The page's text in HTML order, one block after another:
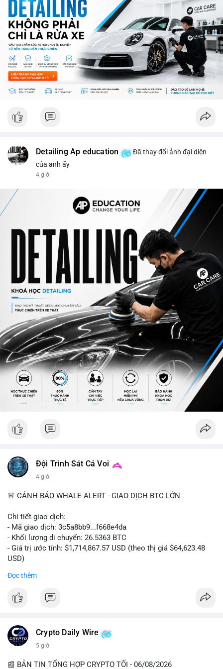
ro từ việc sàn Binance và các vấn đề pháp lý.
💡 NHẬN ĐỊNH & KHUYẾN NGHỊ: Thị trường đang ở giai đoạn
sợ mạo cực độ, có thể kéo dài nếu không có tín hiệu tích cực
rõ ràng. Các coin lớn như Ethereum, Solana vẫn được theo dõi
nhưng không đủ để khắc phục tâm lý sợ mạo. Người đầu tư
nên cẩn trọng, tập trung vào phân tích kỹ thuật và theo dõi các
thông tin chính từ các nguồn tin uy tín.
Detailing Ap education
Đã thay đổi ảnh đại diện
của anh ấy
4 giờ
Đội Trinh Sát Cá Voi
4 giờ
🚨 CẢNH BÁO WHALE ALERT - GIAO DỊCH BTC LỚN
Chi tiết giao dịch:
- Mã giao dịch: 3c5a8bb9...f668e4da
- Khối lượng di chuyển: 26.5363 BTC
- Giá trị ước tính: $1,714,867.57 USD (theo thị giá $64,623.48
USD)
Khối lượng 26.5363 BTC, tương đương 1.71 triệu USD, là mức
thời gian đêm muộn UTC cho thấy cá voi có thể đang tận dụng
thanh khoản yếu để dịch chuyển tài sản mà không gây trượt
năng cao là chuẩn bị cho một lệnh bán lớn, tạo áp lực giảm
Đọc thêm
Crypto Daily Wire
5 giờ
📰 BẢN TIN TỔNG HỢP CRYPTO TỐI - 06/08/2026